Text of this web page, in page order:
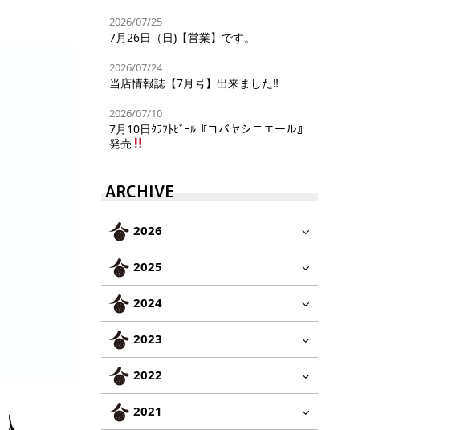
2026/07/25
7月26日（日)【営業】です。
2026/07/24
当店情報誌【7月号】出来ました‼︎
2026/07/10
7月10日ｸﾗﾌﾄﾋﾞｰﾙ『コバヤシニエール』
発売
ARCHIVE
2026
2025
2024
2023
2022
2021